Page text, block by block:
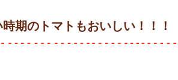
期のトマトもおいしい！！！